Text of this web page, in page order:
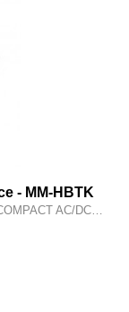
- MM-HBTK
AC/DC…